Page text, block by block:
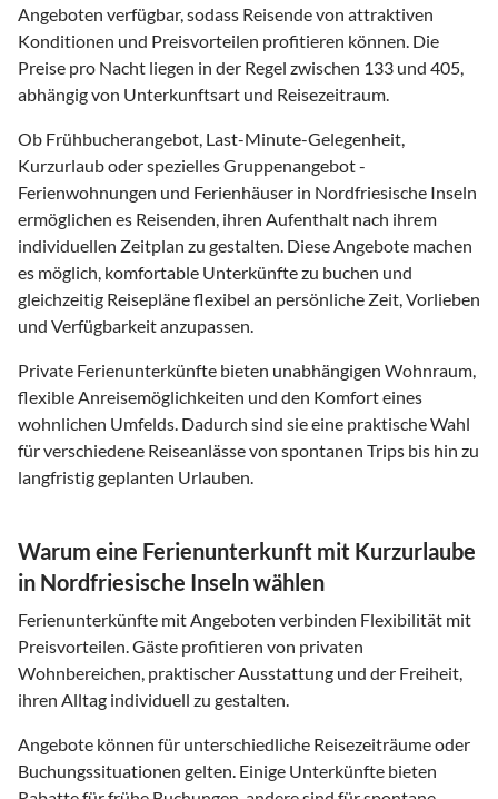
Angeboten verfügbar, sodass Reisende von attraktiven
Konditionen und Preisvorteilen profitieren können. Die
Preise pro Nacht liegen in der Regel zwischen 133 und 405,
abhängig von Unterkunftsart und Reisezeitraum.
Ob Frühbucherangebot, Last-Minute-Gelegenheit,
Kurzurlaub oder spezielles Gruppenangebot -
Ferienwohnungen und Ferienhäuser in Nordfriesische Inseln
ermöglichen es Reisenden, ihren Aufenthalt nach ihrem
individuellen Zeitplan zu gestalten. Diese Angebote machen
es möglich, komfortable Unterkünfte zu buchen und
gleichzeitig Reisepläne flexibel an persönliche Zeit, Vorlieben
und Verfügbarkeit anzupassen.
Private Ferienunterkünfte bieten unabhängigen Wohnraum,
flexible Anreisemöglichkeiten und den Komfort eines
wohnlichen Umfelds. Dadurch sind sie eine praktische Wahl
für verschiedene Reiseanlässe von spontanen Trips bis hin zu
langfristig geplanten Urlauben.
Warum eine Ferienunterkunft mit Kurzurlaube
in Nordfriesische Inseln wählen
Ferienunterkünfte mit Angeboten verbinden Flexibilität mit
Preisvorteilen. Gäste profitieren von privaten
Wohnbereichen, praktischer Ausstattung und der Freiheit,
ihren Alltag individuell zu gestalten.
Angebote können für unterschiedliche Reisezeiträume oder
Buchungssituationen gelten. Einige Unterkünfte bieten